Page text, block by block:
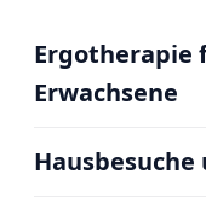
Ergotherapie
Erwachsene